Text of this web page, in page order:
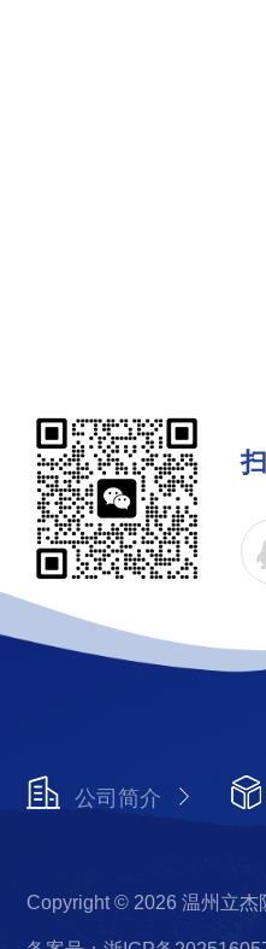
公司简介
Copyright © 2026 温州立